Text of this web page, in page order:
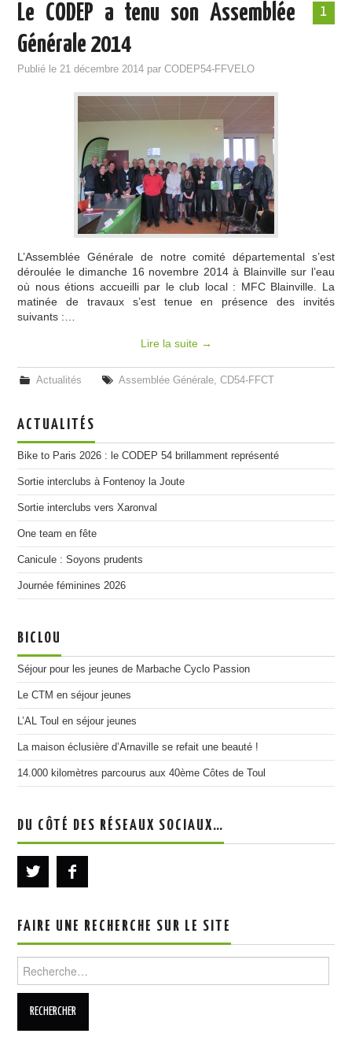
1
Le CODEP a tenu son Assemblée
Générale 2014
Publié le21 décembre 2014 parCODEP54-FFVELO
L’Assemblée Générale de notre comité départemental s’est
déroulée le dimanche 16 novembre 2014 à Blainville sur l’eau
où nous étions accueilli par le club local : MFC Blainville. La
matinée de travaux s’est tenue en présence des invités
suivants :…
Lire la suite →
Actualités Assemblée Générale, CD54-FFCT
ACTUALITÉS
Bike to Paris 2026 : le CODEP 54 brillamment représenté
Sortie interclubs à Fontenoy la Joute
Sortie interclubs vers Xaronval
One team en fête
Canicule : Soyons prudents
Journée féminines 2026
BICLOU
Séjour pour les jeunes de Marbache Cyclo Passion
Le CTM en séjour jeunes
L’AL Toul en séjour jeunes
La maison éclusière d’Arnaville se refait une beauté !
14.000 kilomètres parcourus aux 40ème Côtes de Toul
DU CÔTÉ DES RÉSEAUX SOCIAUX…
FAIRE UNE RECHERCHE SUR LE SITE